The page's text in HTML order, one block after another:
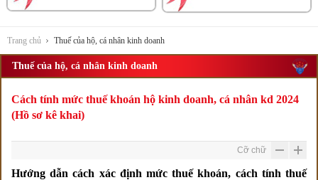
Trang chủ Thuế của hộ, cá nhân kinh doanh
Thuế của hộ, cá nhân kinh doanh
Cách tính mức thuế khoán hộ kinh doanh, cá nhân kd 2024
(Hồ sơ kê khai)
Cỡ chữ
Hướng dẫn cách xác định mức thuế khoán, cách tính thuế